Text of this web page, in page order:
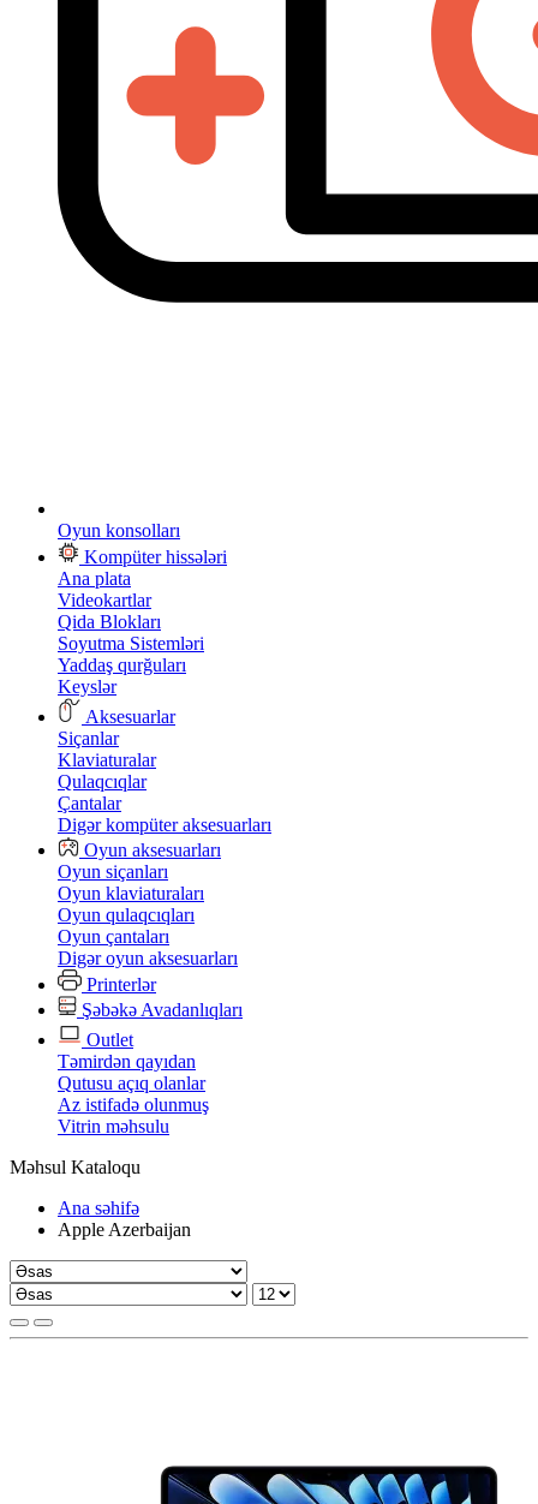
Oyun konsolları
Kompüter hissələri
Ana plata
Videokartlar
Qida Blokları
Soyutma Sistemləri
Yaddaş qurğuları
Keyslər
Aksesuarlar
Siçanlar
Klaviaturalar
Qulaqcıqlar
Çantalar
Digər kompüter aksesuarları
Oyun aksesuarları
Oyun siçanları
Oyun klaviaturaları
Oyun qulaqcıqları
Oyun çantaları
Digər oyun aksesuarları
Printerlər
Şəbəkə Avadanlıqları
Outlet
Təmirdən qayıdan
Qutusu açıq olanlar
Az istifadə olunmuş
Vitrin məhsulu
Məhsul Kataloqu
Ana səhifə
Apple Azerbaijan